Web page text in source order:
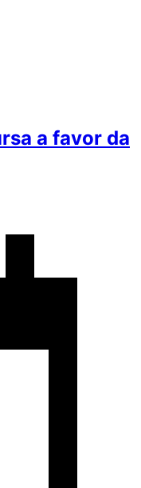
a favor da